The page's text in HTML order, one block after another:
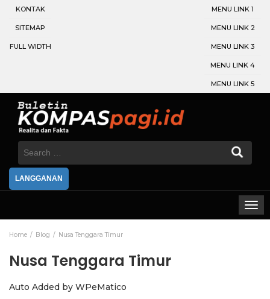
KONTAK
SITEMAP
FULL WIDTH
MENU LINK 1
MENU LINK 2
MENU LINK 3
MENU LINK 4
MENU LINK 5
Search
LANGGANAN
Home Blog Nusa Tenggara Timur
Nusa Tenggara Timur
Auto Added by WPeMatico